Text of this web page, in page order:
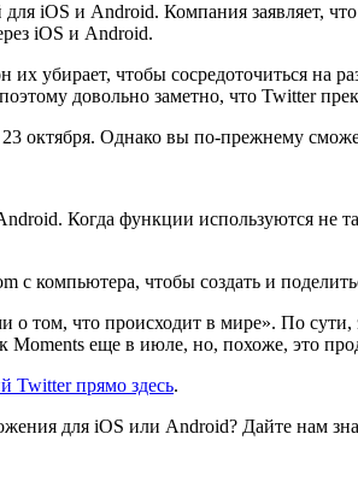
iOS и Android. Компания заявляет,
iOS и Android.
убирает, чтобы сосредоточиться на
довольно заметно, что Twitter
октября. Однако вы по-прежнему
Когда функции используются не
с компьютера, чтобы создать и
том, что происходит в мире». По
к Moments еще в июле, но, похоже, это
Twitter прямо здесь.
для iOS или Android? Дайте нам